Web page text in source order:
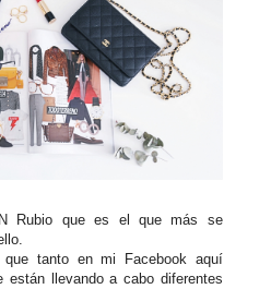
Rubio que es el que más se
que tanto en mi Facebook aquí
están llevando a cabo diferentes